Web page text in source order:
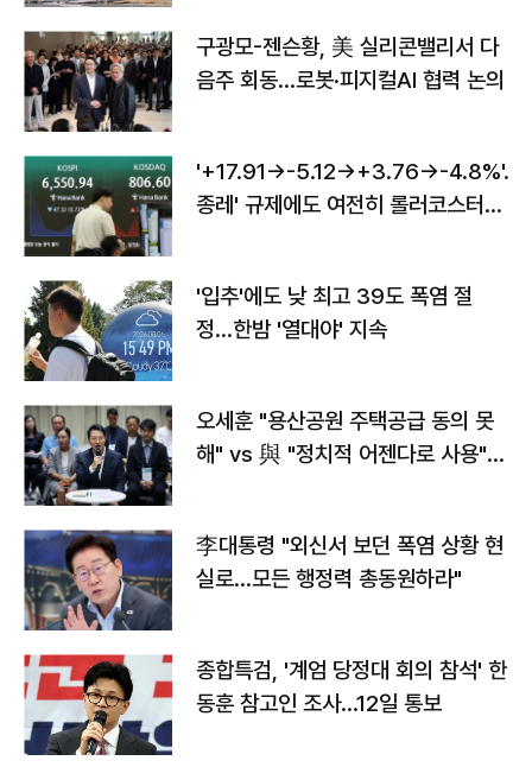
구광모-젠슨황, 美 실리콘밸리서 다
음주 회동…로봇·피지컬AI 협력 논의
'+17.91→-5.12→+3.76→-4.8%'…'
종레' 규제에도 여전히 롤러코스터
'입추'에도 낮 최고 39도 폭염 절
정…한밤 '열대야' 지속
오세훈 "용산공원 주택공급 동의 못
해" vs 與 "정치적 어젠다로 사용"
李대통령 "외신서 보던 폭염 상황 현
실로…모든 행정력 총동원하라"
종합특검, '계엄 당정대 회의 참석' 한
동훈 참고인 조사...12일 통보